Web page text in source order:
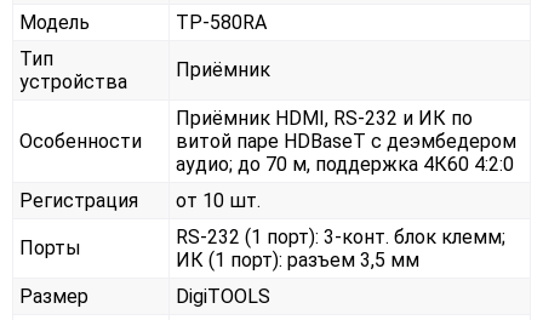
Модель
TP-580RA
Тип
устройства
Приёмник
Особенности
Приёмник HDMI, RS-232 и ИК по
витой паре HDBaseT с деэмбедером
аудио; до 70 м, поддержка 4К60 4:2:0
Регистрация
от 10 шт.
Порты
RS-232 (1 порт): 3-конт. блок клемм;
ИК (1 порт): разъем 3,5 мм
Размер
DigiTOOLS